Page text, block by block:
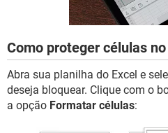
Como proteger células no
Abra sua planilha do Excel e
deseja bloquear. Clique com o
a opção Formatar células: